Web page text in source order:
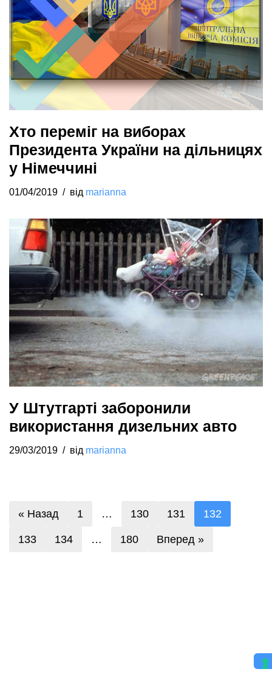
Хто переміг на виборах
Президента України на дільницях
у Німеччині
01/04/2019 від marianna
У Штутгарті заборонили
використання дизельних авто
29/03/2019 від marianna
« Назад 1 … 130 131 132
133 134 … 180 Вперед »